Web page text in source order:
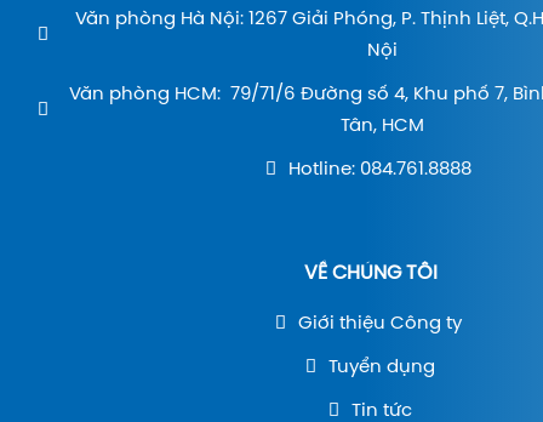
Văn phòng Hà Nội: 1267 Giải Phóng, P. Thịnh Liệt,
Nội
Văn phòng HCM: 79/71/6 Đường số 4, Khu phố 7,
Tân, HCM
Hotline: 084.761.8888
VỀ CHÚNG TÔI
Giới thiệu Công ty
Tuyển dụng
Tin tức